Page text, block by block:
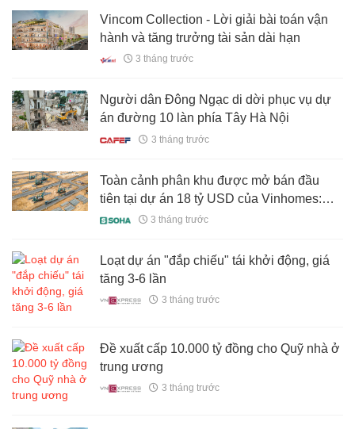
Vincom Collection - Lời giải bài toán vận
hành và tăng trưởng tài sản dài hạn
3 tháng trước
Người dân Đông Ngạc di dời phục vụ dự
án đường 10 làn phía Tây Hà Nội
3 tháng trước
Toàn cảnh phân khu được mở bán đầu
tiên tại dự án 18 tỷ USD của Vinhomes:
Rộng gấp 9 lần khu phố cổ hà nội, có ga
hết 80% giỏ hàng trong 36 tiếng
3 tháng trước
Loạt dự án "đắp chiếu" tái khởi động, giá
tăng 3-6 lần
3 tháng trước
Đề xuất cấp 10.000 tỷ đồng cho Quỹ nhà ở
trung ương
3 tháng trước